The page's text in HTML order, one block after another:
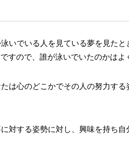
いでいる人を見ている夢を見たと
すので、誰が泳いでいたのかはよ
は心のどこかでその人の努力す
対する姿勢に対し、興味を持ち